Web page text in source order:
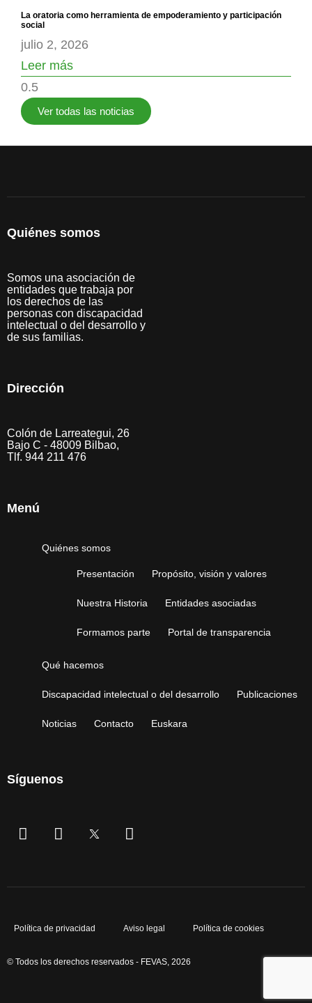
La oratoria como herramienta de empoderamiento y participación
social
julio 2, 2026
Leer más
Ver todas las noticias
Quiénes somos
Somos una asociación de
entidades que trabaja por
los derechos de las
personas con discapacidad
intelectual o del desarrollo y
de sus familias.
Dirección
Colón de Larreategui, 26
Bajo C - 48009 Bilbao,
Tlf. 944 211 476
Menú
Quiénes somos
Presentación Propósito, visión y valores
Nuestra Historia Entidades asociadas
Formamos parte Portal de transparencia
Qué hacemos
Discapacidad intelectual o del desarrollo Publicaciones
Noticias Contacto Euskara
Síguenos
Política de privacidad Aviso legal Política de cookies
© Todos los derechos reservados - FEVAS, 2026